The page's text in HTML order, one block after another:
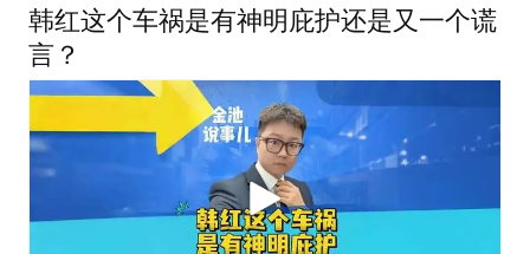
韩红这个车祸是有神明庇护还是又一个谎
言？